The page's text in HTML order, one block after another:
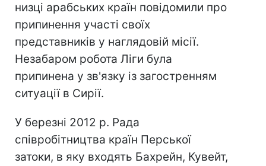
низці арабських країн повідомили про
припинення участі своїх
представників у наглядовій місії.
Незабаром робота Ліги була
припинена у зв'язку із загостренням
ситуації в Сирії.
У березні 2012 р. Рада
співробітництва країн Перської
затоки, в яку входять Бахрейн, Кувейт,